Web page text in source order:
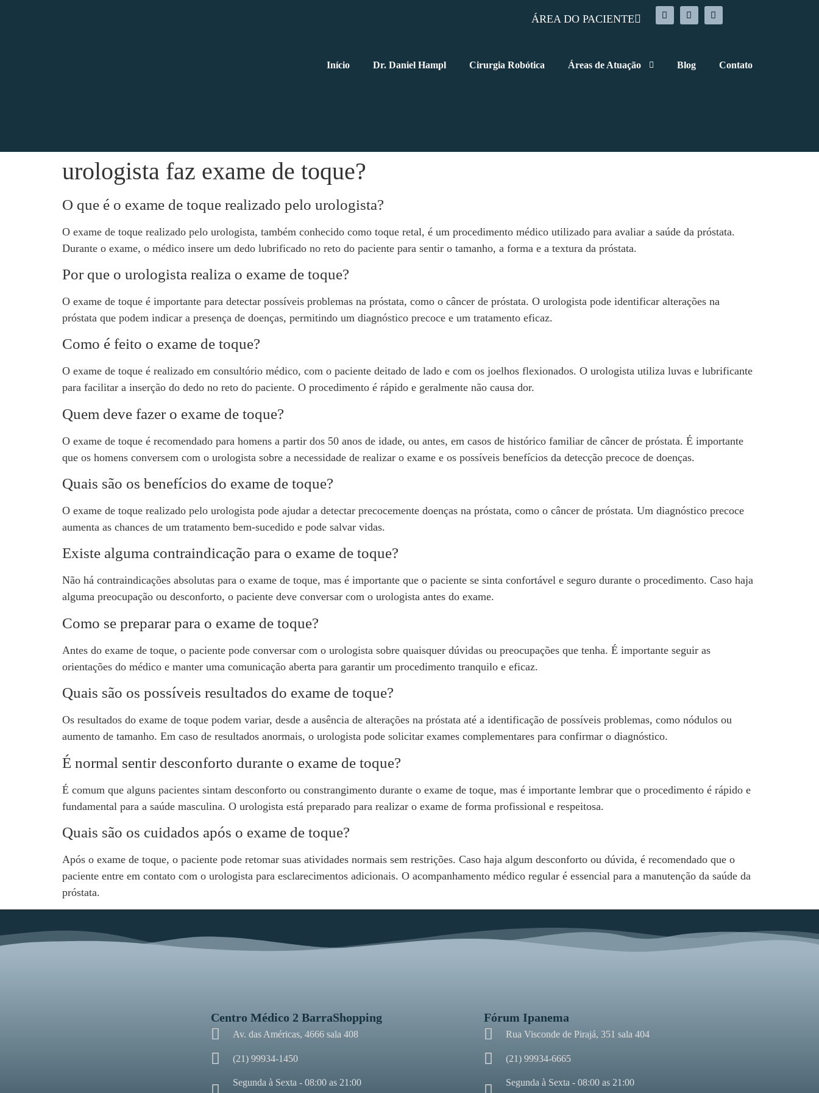
ÁREA DO PACIENTE
Início Dr. Daniel Hampl Cirurgia Robótica Áreas de Atuação Blog Contato
urologista faz exame de toque?
O que é o exame de toque realizado pelo urologista?
O exame de toque realizado pelo urologista, também conhecido como toque retal, é um procedimento médico utilizado para avaliar a saúde da próstata.
Durante o exame, o médico insere um dedo lubrificado no reto do paciente para sentir o tamanho, a forma e a textura da próstata.
Por que o urologista realiza o exame de toque?
O exame de toque é importante para detectar possíveis problemas na próstata, como o câncer de próstata. O urologista pode identificar alterações na
próstata que podem indicar a presença de doenças, permitindo um diagnóstico precoce e um tratamento eficaz.
Como é feito o exame de toque?
O exame de toque é realizado em consultório médico, com o paciente deitado de lado e com os joelhos flexionados. O urologista utiliza luvas e lubrificante
para facilitar a inserção do dedo no reto do paciente. O procedimento é rápido e geralmente não causa dor.
Quem deve fazer o exame de toque?
O exame de toque é recomendado para homens a partir dos 50 anos de idade, ou antes, em casos de histórico familiar de câncer de próstata. É importante
que os homens conversem com o urologista sobre a necessidade de realizar o exame e os possíveis benefícios da detecção precoce de doenças.
Quais são os benefícios do exame de toque?
O exame de toque realizado pelo urologista pode ajudar a detectar precocemente doenças na próstata, como o câncer de próstata. Um diagnóstico precoce
aumenta as chances de um tratamento bem-sucedido e pode salvar vidas.
Existe alguma contraindicação para o exame de toque?
Não há contraindicações absolutas para o exame de toque, mas é importante que o paciente se sinta confortável e seguro durante o procedimento. Caso haja
alguma preocupação ou desconforto, o paciente deve conversar com o urologista antes do exame.
Como se preparar para o exame de toque?
Antes do exame de toque, o paciente pode conversar com o urologista sobre quaisquer dúvidas ou preocupações que tenha. É importante seguir as
orientações do médico e manter uma comunicação aberta para garantir um procedimento tranquilo e eficaz.
Quais são os possíveis resultados do exame de toque?
Os resultados do exame de toque podem variar, desde a ausência de alterações na próstata até a identificação de possíveis problemas, como nódulos ou
aumento de tamanho. Em caso de resultados anormais, o urologista pode solicitar exames complementares para confirmar o diagnóstico.
É normal sentir desconforto durante o exame de toque?
É comum que alguns pacientes sintam desconforto ou constrangimento durante o exame de toque, mas é importante lembrar que o procedimento é rápido e
fundamental para a saúde masculina. O urologista está preparado para realizar o exame de forma profissional e respeitosa.
Quais são os cuidados após o exame de toque?
Após o exame de toque, o paciente pode retomar suas atividades normais sem restrições. Caso haja algum desconforto ou dúvida, é recomendado que o
paciente entre em contato com o urologista para esclarecimentos adicionais. O acompanhamento médico regular é essencial para a manutenção da saúde da
próstata.
Centro Médico 2 BarraShopping
Av. das Américas, 4666 sala 408
(21) 99934-1450
Segunda à Sexta - 08:00 as 21:00
Fórum Ipanema
Rua Visconde de Pirajá, 351 sala 404
(21) 99934-6665
Segunda à Sexta - 08:00 as 21:00